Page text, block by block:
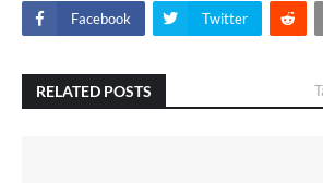
Facebook Twitter
RELATED POSTS